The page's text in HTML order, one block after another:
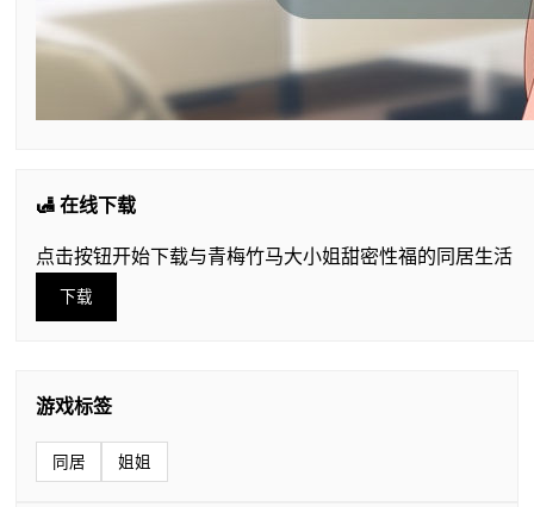
🛃 在线下载
点击按钮开始下载与青梅竹马大小姐甜密性福的同居生活
下载
游戏标签
同居 姐姐